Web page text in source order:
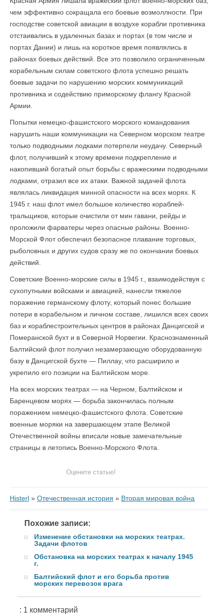
чем эффективно сокращала его боевые возмоллности. При
господстве советской авиации в воздухе корабли противника
отстаивались в удаленных базах и портах (в том числе и
портах Дании) и лишь на короткое время появлялись в
районах боевых действий. Все это позволило ограниченным
корабельным силам советского флота успешно решать
боевые задачи по нарушению морских коммуникаций
противника и содействию приморскому флангу Красной
Армии.
Попытки немецко-фашистского морского командования
нарушить наши ком­муникации на Северном морском театре
только подводными лодками потерпели неудачу. Северный
флот, получивший к этому времени подкрепление и
накопивший богатый опыт борьбы с вражескими подводными
лодками, отразил все их атаки. Важной задачей флота
являлась ликвидация минной опасности на всех морях. К
1945 г. наш флот имел большое количество кораблей-
тральщиков, которые очистили от мин гавани, рейды и
проложили фарватеры через опасные районы. Военно-
Морской Флот обеспечил безопасное плавание торговых,
рыболовных и других судов сразу же по окончании боевых
действий.
Советские Военно-морские силы в 1945 г., взаимодействуя с
сухопутными войсками и авиацией, нанесли тяжелое
поражение германскому флоту, который понес большие
потери в корабельном и личном составе, лишился всех своих
баз и корабле­строительных центров в районах Данцигской и
Померанской бухт и в Северной Норвегии. Краснознаменный
Балтийский флот получил незамерзающую оборудован­ную
базу в Данцигской бухте — Пиллау, что расширило и
укрепило его позиции на Балтийском море.
На всех морских театрах — на Черном, Балтийском и
Баренцевом морях — борьба закончилась полным
поражением немецко-фашистского флота. Советские
военные моряки на завершающем этапе Великой
Отечественной войны вписали новые замечательные
страницы в летопись Военно-Морского Флота.
Оцените статью!
Histerl » Отечественная история » Вторая мировая война
Похожие записи:
Изменение обстановки на морских театрах.
Задачи флотов
Обстановка на морских театрах к началу 1945
г.
Балтийский флот и его борьба против
морских перевозок врага
: 1 комментарий